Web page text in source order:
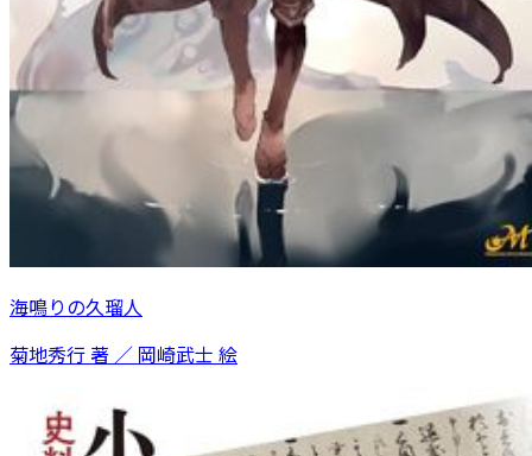
海鳴りの久瑠人
菊地秀行 著 ／ 岡崎武士 絵